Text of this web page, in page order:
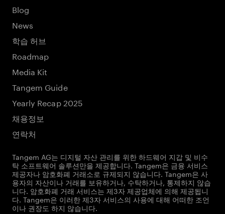
Blog
News
학습 허브
Roadmap
Media Kit
Tangem Guide
Yearly Recap 2025
채용정보
연락처
Tangem AG는 디지털 자산 관리를 위한 하드웨어 지갑 및 비수
탁 소프트웨어 솔루션만을 제공합니다. Tangem은 금융 서비스
제공자나 암호화폐 거래소로 규제되지 않습니다. Tangem은 사
용자의 자산이나 거래를 보유하거나, 수탁하거나, 통제하지 않습
니다. 암호화폐 거래 서비스는 제3자 제공업체에 의해 제공됩니
다. Tangem은 이러한 제3자 서비스의 사용에 대해 어떠한 조언
이나 권장도 하지 않습니다.